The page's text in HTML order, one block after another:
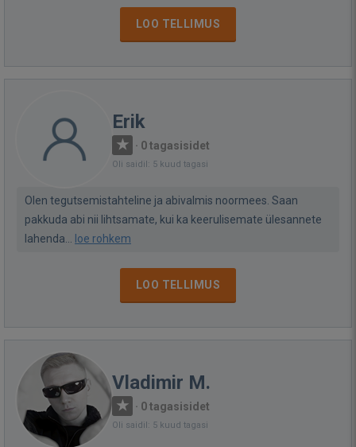
LOO TELLIMUS
Erik
· 0 tagasisidet
Oli saidil: 5 kuud tagasi
Olen tegutsemistahteline ja abivalmis noormees. Saan
pakkuda abi nii lihtsamate, kui ka keerulisemate ülesannete
lahenda...
loe rohkem
LOO TELLIMUS
Vladimir M.
· 0 tagasisidet
Oli saidil: 5 kuud tagasi